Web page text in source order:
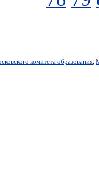
комитета образования,